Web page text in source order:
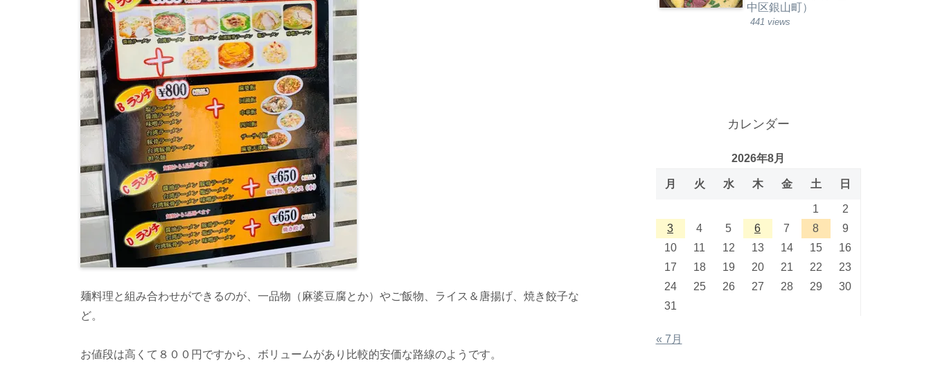
麺料理と組み合わせができるのが、一品物（麻婆豆腐とか）やご飯物、ライス＆唐揚げ、焼き餃子な
ど。
お値段は高くて８００円ですから、ボリュームがあり比較的安価な路線のようです。
中区銀山町）
441 views
カレンダー
2026年8月
月 火 水 木 金 土 日
1
2
3
4 5 6 7 8
9
10
11 12 13 14 15
16
17
18 19 20 21 22
23
24
25 26 27 28 29
30
31
« 7月